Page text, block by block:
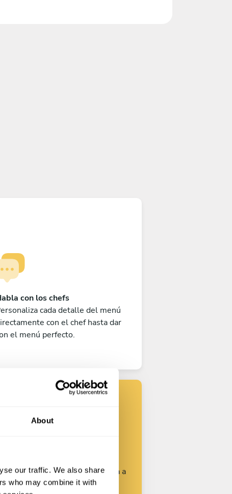
About
our traffic. We also share
who may combine it with
con los chefs
cada detalle del menú
con el chef hasta dar
el menú perfecto.
Encuentra tu
tu solicitud y empieza a
hablar con los chefs.